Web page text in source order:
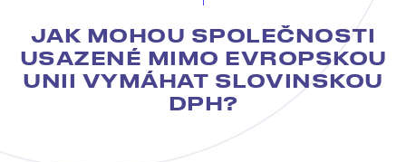
JAK MOHOU SPOLEČNOSTI
USAZENÉ MIMO EVROPSKOU
UNII VYMÁHAT SLOVINSKOU
DPH?